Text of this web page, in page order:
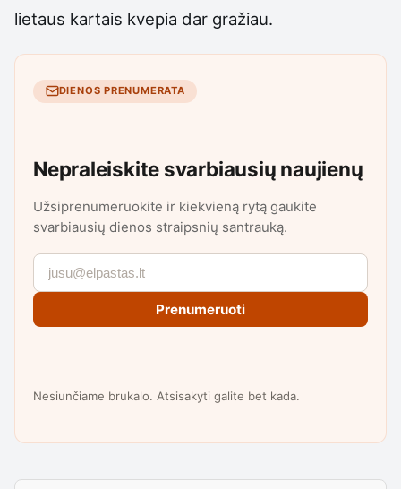
lietaus kartais kvepia dar gražiau.
DIENOS PRENUMERATA
Nepraleiskite svarbiausių naujienų
Užsiprenumeruokite ir kiekvieną rytą gaukite
svarbiausių dienos straipsnių santrauką.
Prenumeruoti
Nesiunčiame brukalo. Atsisakyti galite bet kada.